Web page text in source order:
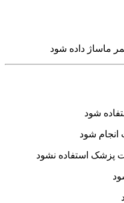
ماساژ داده شود
شود
شود
پزشک استفاده نشود